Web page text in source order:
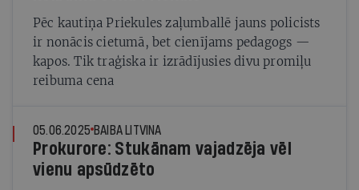
Pēc kautiņa Priekules zaļumballē jauns policists
ir nonācis cietumā, bet cienījams pedagogs —
kapos. Tik traģiska ir izrādījusies divu promiļu
reibuma cena
05.06.2025 BAIBA LITVINA
Prokurore: Stukānam vajadzēja vēl
vienu apsūdzēto